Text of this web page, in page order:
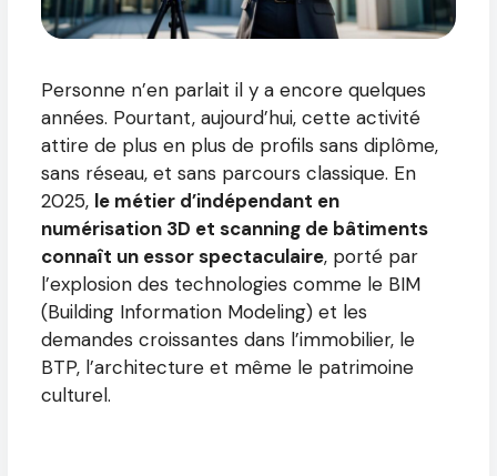
Personne n’en parlait il y a encore quelques
années. Pourtant, aujourd’hui, cette activité
attire de plus en plus de profils sans diplôme,
sans réseau, et sans parcours classique. En
2025, le métier d’indépendant en
numérisation 3D et scanning de bâtiments
connaît un essor spectaculaire, porté par
l’explosion des technologies comme le BIM
(Building Information Modeling) et les
demandes croissantes dans l’immobilier, le
BTP, l’architecture et même le patrimoine
culturel.